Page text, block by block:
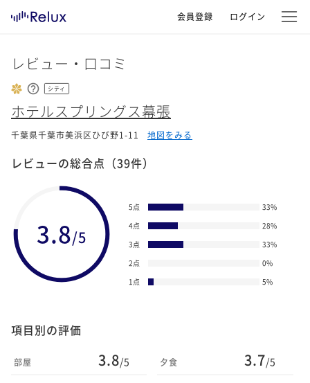
会員登録 ログイン
レビュー・口コミ
シティ
ホテルスプリングス幕張
千葉県千葉市美浜区ひび野1-11 地図をみる
レビューの総合点 （39件）
3.8/5
5点 33%
4点
28%
3点
33%
2点
0%
1点
5%
項目別の評価
部屋 3.8/5 夕食 3.7/5